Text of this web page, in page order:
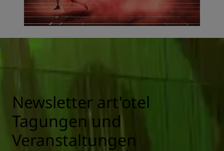
Newsletter art'otel
Tagungen und
Veranstaltungen